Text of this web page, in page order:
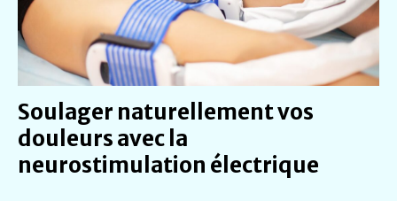
Soulager naturellement vos
douleurs avec la
neurostimulation électrique